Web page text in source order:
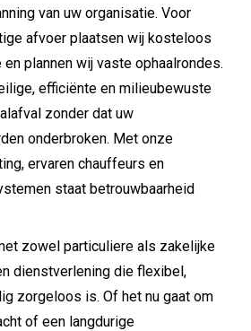
van uw organisatie. Voor
afvoer plaatsen wij kosteloos
plannen wij vaste ophaalrondes.
efficiënte en milieubewuste
zonder dat uw
onderbroken. Met onze
ervaren chauffeurs en
staat betrouwbaarheid
zowel particuliere als zakelijke
dienstverlening die flexibel,
zorgeloos is. Of het nu gaat om
of een langdurige